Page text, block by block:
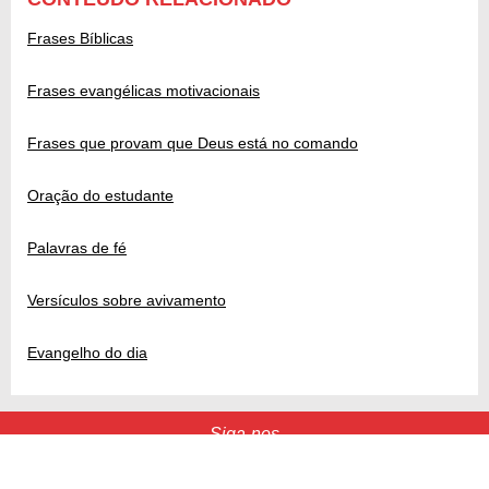
Frases Bíblicas
Frases evangélicas motivacionais
Frases que provam que Deus está no comando
Oração do estudante
Palavras de fé
Versículos sobre avivamento
Evangelho do dia
Siga-nos